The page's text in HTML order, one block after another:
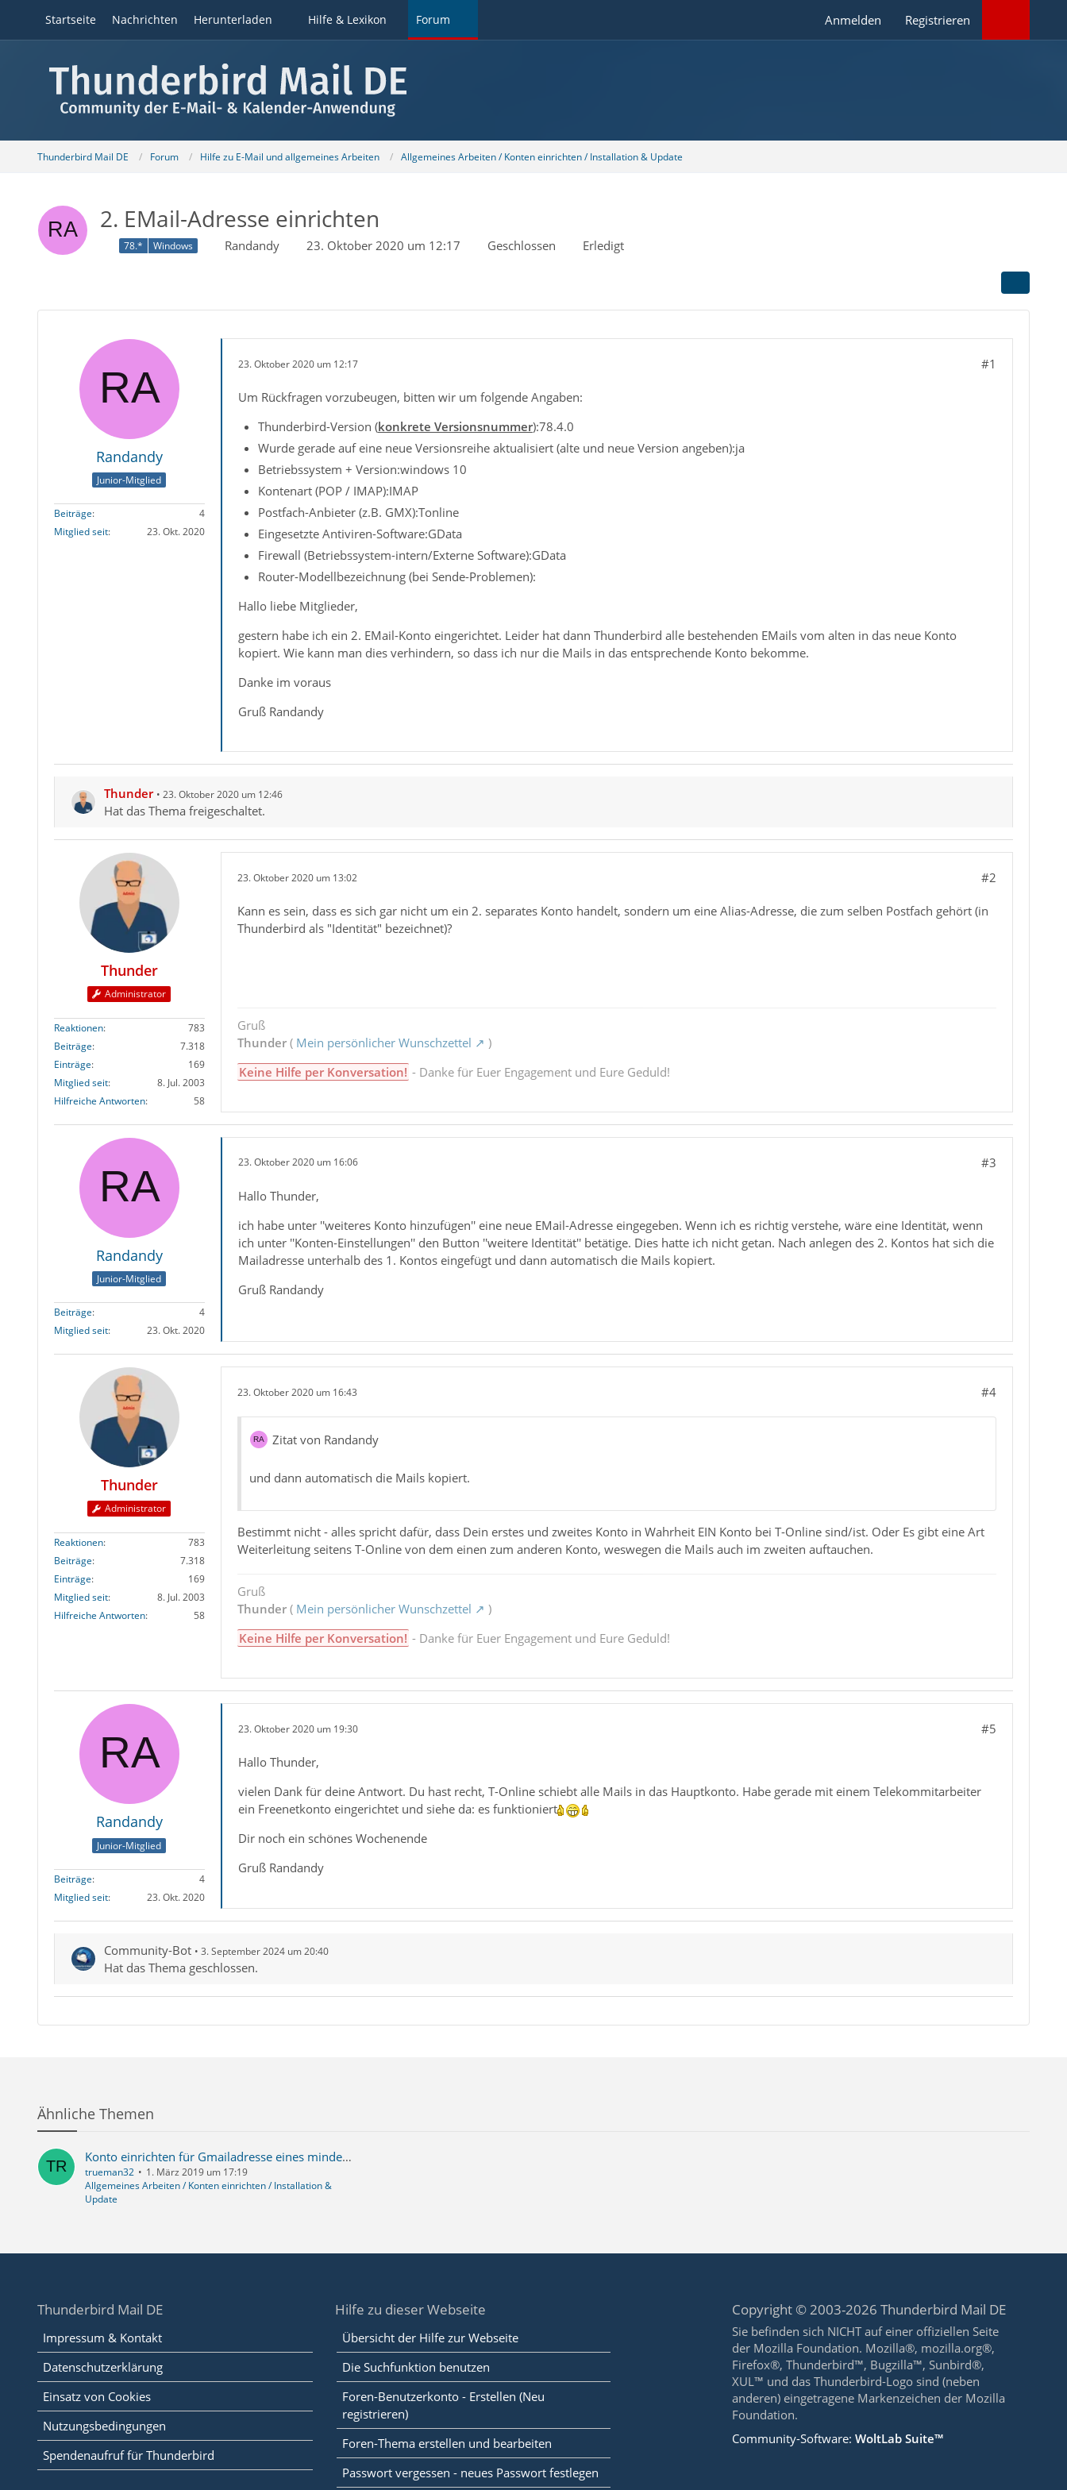
Startseite Nachrichten Herunterladen Hilfe & Lexikon Forum Anmelden Registrieren
Thunderbird Mail DE Forum Hilfe zu E-Mail und allgemeines Arbeiten Allgemeines Arbeiten / Konten einrichten / Installation & Update
2. EMail-Adresse einrichten
78.* Windows Randandy 23. Oktober 2020 um 12:17 Geschlossen Erledigt
Randandy
Junior-Mitglied
Beiträge
4
Mitglied seit
23. Okt. 2020
23. Oktober 2020 um 12:17 #1
Um Rückfragen vorzubeugen, bitten wir um folgende Angaben:
Thunderbird-Version (konkrete Versionsnummer):78.4.0
Wurde gerade auf eine neue Versionsreihe aktualisiert (alte und neue Version angeben):ja
Betriebssystem + Version:windows 10
Kontenart (POP / IMAP):IMAP
Postfach-Anbieter (z.B. GMX):Tonline
Eingesetzte Antiviren-Software:GData
Firewall (Betriebssystem-intern/Externe Software):GData
Router-Modellbezeichnung (bei Sende-Problemen):
Hallo liebe Mitglieder,
gestern habe ich ein 2. EMail-Konto eingerichtet. Leider hat dann Thunderbird alle bestehenden EMails vom alten in das neue Konto
kopiert. Wie kann man dies verhindern, so dass ich nur die Mails in das entsprechende Konto bekomme.
Danke im voraus
Gruß Randandy
Thunder 23. Oktober 2020 um 12:46
Hat das Thema freigeschaltet.
Thunder
Administrator
Reaktionen
783
Beiträge
7.318
Einträge
169
Mitglied seit
8. Jul. 2003
Hilfreiche Antworten
58
23. Oktober 2020 um 13:02 #2
Kann es sein, dass es sich gar nicht um ein 2. separates Konto handelt, sondern um eine Alias-Adresse, die zum selben Postfach gehört (in
Thunderbird als "Identität" bezeichnet)?
Gruß
Thunder( Mein persönlicher Wunschzettel
)
Keine Hilfe per Konversation! - Danke für Euer Engagement und Eure Geduld!
Randandy
Junior-Mitglied
Beiträge
4
Mitglied seit
23. Okt. 2020
23. Oktober 2020 um 16:06 #3
Hallo Thunder,
ich habe unter ''weiteres Konto hinzufügen'' eine neue EMail-Adresse eingegeben. Wenn ich es richtig verstehe, wäre eine Identität, wenn
ich unter ''Konten-Einstellungen'' den Button ''weitere Identität'' betätige. Dies hatte ich nicht getan. Nach anlegen des 2. Kontos hat sich die
Mailadresse unterhalb des 1. Kontos eingefügt und dann automatisch die Mails kopiert.
Gruß Randandy
Thunder
Administrator
Reaktionen
783
Beiträge
7.318
Einträge
169
Mitglied seit
8. Jul. 2003
Hilfreiche Antworten
58
23. Oktober 2020 um 16:43 #4
Zitat von Randandy
und dann automatisch die Mails kopiert.
Bestimmt nicht - alles spricht dafür, dass Dein erstes und zweites Konto in Wahrheit EIN Konto bei T-Online sind/ist. Oder Es gibt eine Art
Weiterleitung seitens T-Online von dem einen zum anderen Konto, weswegen die Mails auch im zweiten auftauchen.
Gruß
Thunder( Mein persönlicher Wunschzettel
)
Keine Hilfe per Konversation! - Danke für Euer Engagement und Eure Geduld!
Randandy
Junior-Mitglied
Beiträge
4
Mitglied seit
23. Okt. 2020
23. Oktober 2020 um 19:30 #5
Hallo Thunder,
vielen Dank für deine Antwort. Du hast recht, T-Online schiebt alle Mails in das Hauptkonto. Habe gerade mit einem Telekommitarbeiter
ein Freenetkonto eingerichtet und siehe da: es funktioniert
Dir noch ein schönes Wochenende
Gruß Randandy
Community-Bot 3. September 2024 um 20:40
Hat das Thema geschlossen.
Ähnliche Themen
Konto einrichten für Gmailadresse eines minderjärigen Kindes (Family Link9
trueman32
1. März 2019 um 17:19
Allgemeines Arbeiten / Konten einrichten / Installation &
Update
Thunderbird Mail DE
Impressum & Kontakt
Datenschutzerklärung
Einsatz von Cookies
Nutzungsbedingungen
Spendenaufruf für Thunderbird
Hilfe zu dieser Webseite
Übersicht der Hilfe zur Webseite
Die Suchfunktion benutzen
Foren-Benutzerkonto - Erstellen (Neu
registrieren)
Foren-Thema erstellen und bearbeiten
Passwort vergessen - neues Passwort festlegen
Copyright © 2003-2026 Thunderbird Mail DE
Sie befinden sich NICHT auf einer offiziellen Seite
der Mozilla Foundation. Mozilla®, mozilla.org®,
Firefox®, Thunderbird™, Bugzilla™, Sunbird®,
XUL™ und das Thunderbird-Logo sind (neben
anderen) eingetragene Markenzeichen der Mozilla
Foundation.
Community-Software:WoltLab Suite™